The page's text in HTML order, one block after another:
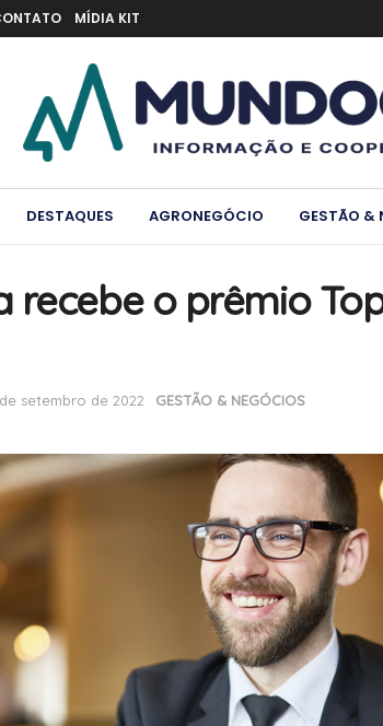
MÍDIA KIT
DESTAQUES AGRONEGÓCIO GESTÃO &
recebe o prêmio
setembro de 2022 GESTÃO & NEGÓCIOS